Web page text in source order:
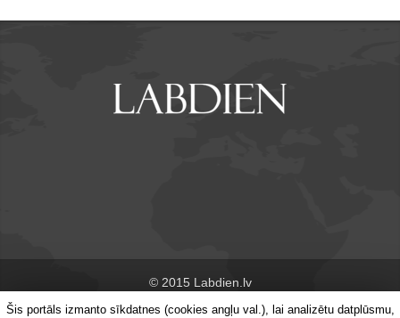
© 2015 Labdien.lv
Šis portāls izmanto sīkdatnes (cookies angļu val.), lai analizētu datplūsmu,